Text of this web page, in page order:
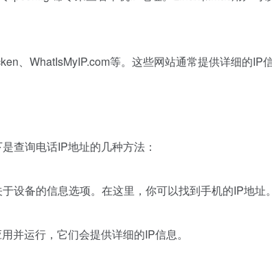
、WhatIsMyIP.com等。这些网站通常提供详细的IP
查询电话IP地址的几种方法：
设备的信息选项。在这里，你可以找到手机的IP地址。
并运行，它们会提供详细的IP信息。